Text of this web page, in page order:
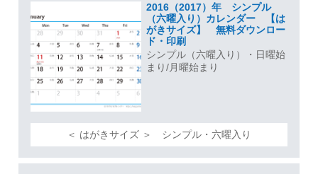
2016（2017）年 シンプル
（六曜入り）カレンダー 【は
がきサイズ】 無料ダウンロー
ド・印刷
シンプル（六曜入り）・日曜始
まり/月曜始まり
＜ はがきサイズ ＞ シンプル・六曜入り